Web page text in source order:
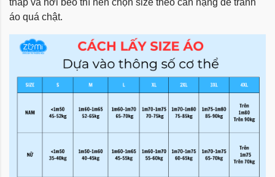
thấp và hơi béo thì nên chọn size theo cân nặng để tránh
áo quá chật.